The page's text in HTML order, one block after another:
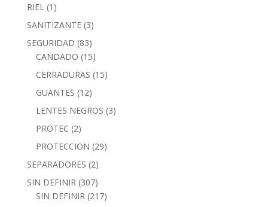
RIEL (1)
SANITIZANTE (3)
SEGURIDAD (83)
CANDADO (15)
CERRADURAS (15)
GUANTES (12)
LENTES NEGROS (3)
PROTEC (2)
PROTECCION (29)
SEPARADORES (2)
SIN DEFINIR (307)
SIN DEFINIR (217)